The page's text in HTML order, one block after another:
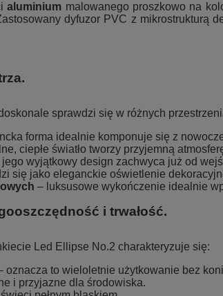
aluminium malowanego proszkowo na
dyfuzor PVC z mikrostrukturą
sprawdzi się w różnych
forma idealnie komponuje się z
ciepłe światło tworzy przyjemną
jego wyjątkowy design zachwyca już od
się jako eleganckie oświetlenie
– luksusowe wykończenie idealnie
i trwałość.
Led Ellipse No.2 charakteryzuje się:
oznacza to wieloletnie użytkowanie bez
i przyjazne dla środowiska.